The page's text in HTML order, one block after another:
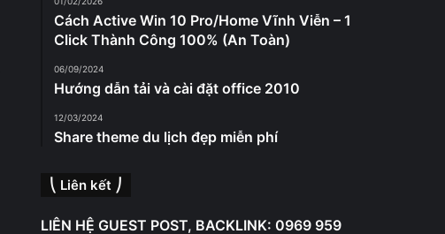
Cách Active Win 10 Pro/Home Vĩnh Viễn – 1
Click Thành Công 100% (An Toàn)
06/09/2024
Hướng dẫn tải và cài đặt office 2010
12/03/2024
Share theme du lịch đẹp miễn phí
⎝ Liên kết ⎠
LIÊN HỆ GUEST POST, BACKLINK: 0969 959